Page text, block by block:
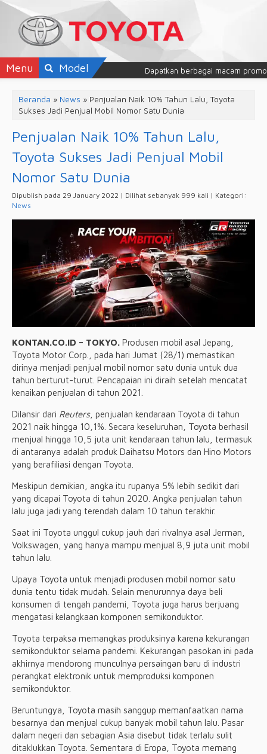
Dapatkan berbagai macam promo
Menu Model
Beranda » News » Penjualan Naik 10% Tahun Lalu, Toyota
Sukses Jadi Penjual Mobil Nomor Satu Dunia
Penjualan Naik 10% Tahun Lalu,
Toyota Sukses Jadi Penjual Mobil
Nomor Satu Dunia
Dipublish pada 29 January 2022 | Dilihat sebanyak 999 kali | Kategori:
News
KONTAN.CO.ID – TOKYO. Produsen mobil asal Jepang,
Toyota Motor Corp., pada hari Jumat (28/1) memastikan
dirinya menjadi penjual mobil nomor satu dunia untuk dua
tahun berturut-turut. Pencapaian ini diraih setelah mencatat
kenaikan penjualan di tahun 2021.
Dilansir dari Reuters, penjualan kendaraan Toyota di tahun
2021 naik hingga 10,1%. Secara keseluruhan, Toyota berhasil
menjual hingga 10,5 juta unit kendaraan tahun lalu, termasuk
di antaranya adalah produk Daihatsu Motors dan Hino Motors
yang berafiliasi dengan Toyota.
Meskipun demikian, angka itu rupanya 5% lebih sedikit dari
yang dicapai Toyota di tahun 2020. Angka penjualan tahun
lalu juga jadi yang terendah dalam 10 tahun terakhir.
Saat ini Toyota unggul cukup jauh dari rivalnya asal Jerman,
Volkswagen, yang hanya mampu menjual 8,9 juta unit mobil
tahun lalu.
Upaya Toyota untuk menjadi produsen mobil nomor satu
dunia tentu tidak mudah. Selain menurunnya daya beli
konsumen di tengah pandemi, Toyota juga harus berjuang
mengatasi kelangkaan komponen semikonduktor.
Toyota terpaksa memangkas produksinya karena kekurangan
semikonduktor selama pandemi. Kekurangan pasokan ini pada
akhirnya mendorong munculnya persaingan baru di industri
perangkat elektronik untuk memproduksi komponen
semikonduktor.
Beruntungya, Toyota masih sanggup memanfaatkan nama
besarnya dan menjual cukup banyak mobil tahun lalu. Pasar
dalam negeri dan sebagian Asia disebut tidak terlalu sulit
ditaklukkan Toyota. Sementara di Eropa, Toyota memang